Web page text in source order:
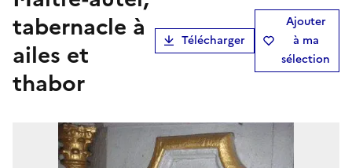
tabernacle à
ailes et
thabor
Télécharger
Ajouter
à ma
sélection